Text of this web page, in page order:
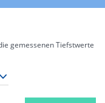
gemessenen Tiefstwerte